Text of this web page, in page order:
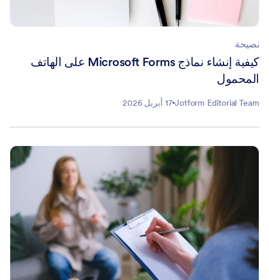
نصيحة
كيفية إنشاء نماذج Microsoft Forms على الهاتف
المحمول
Jotform Editorial Team 17 أبريل 2026